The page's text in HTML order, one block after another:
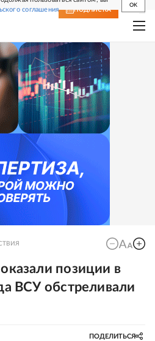
соглашения
OK
ПОДПИСКА
позиции в
ВСУ обстреливали
ПОДЕЛИТЬСЯ